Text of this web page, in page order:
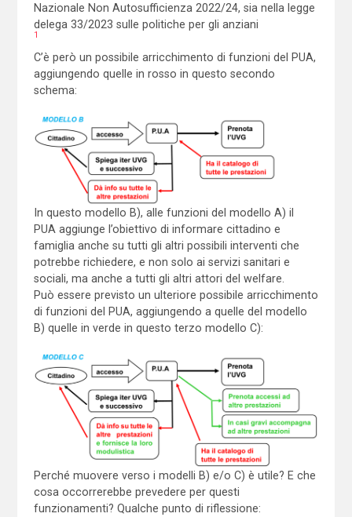
Nazionale Non Autosufficienza 2022/24, sia nella legge
delega 33/2023 sulle politiche per gli anziani
1
C’è però un possibile arricchimento di funzioni del PUA,
aggiungendo quelle in rosso in questo secondo
schema:
In questo modello B), alle funzioni del modello A) il
PUA aggiunge l’obiettivo di informare cittadino e
famiglia anche su tutti gli altri possibili interventi che
potrebbe richiedere, e non solo ai servizi sanitari e
sociali, ma anche a tutti gli altri attori del welfare.
Può essere previsto un ulteriore possibile arricchimento
di funzioni del PUA, aggiungendo a quelle del modello
B) quelle in verde in questo terzo modello C):
Perché muovere verso i modelli B) e/o C) è utile? E che
cosa occorrerebbe prevedere per questi
funzionamenti? Qualche punto di riflessione: